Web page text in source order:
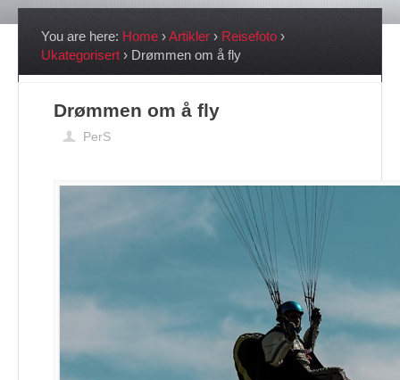
You are here: Home ›Artikler › Reisefoto ›
Ukategorisert › Drømmen om å fly
Drømmen om å fly
PerS